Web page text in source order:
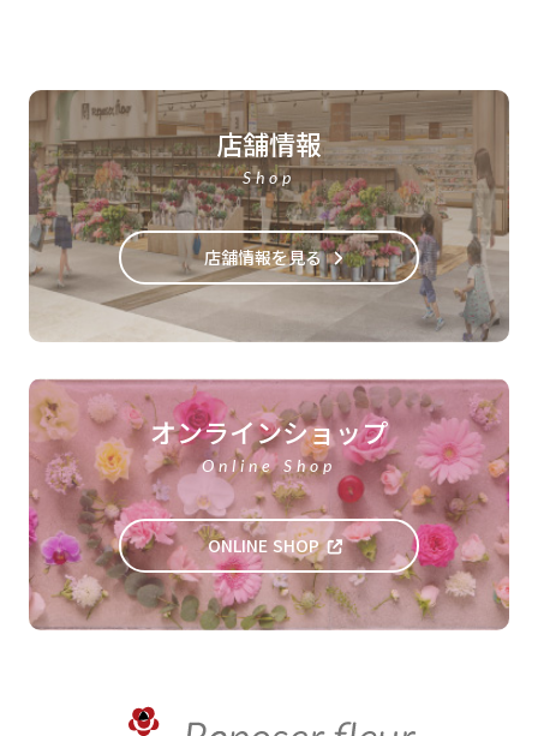
店舗情報
Shop
店舗情報を見る
オンラインショップ
Online Shop
ONLINE SHOP